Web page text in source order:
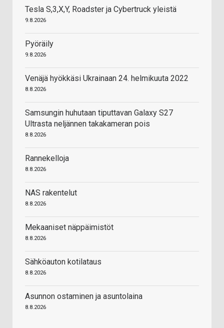
Tesla S,3,X,Y, Roadster ja Cybertruck yleistä
9.8.2026
Pyöräily
9.8.2026
Venäjä hyökkäsi Ukrainaan 24. helmikuuta 2022
8.8.2026
Samsungin huhutaan tiputtavan Galaxy S27
Ultrasta neljännen takakameran pois
8.8.2026
Rannekelloja
8.8.2026
NAS rakentelut
8.8.2026
Mekaaniset näppäimistöt
8.8.2026
Sähköauton kotilataus
8.8.2026
Asunnon ostaminen ja asuntolaina
8.8.2026